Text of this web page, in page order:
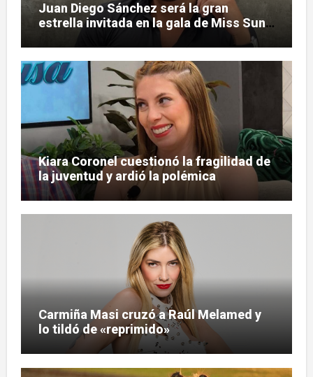
Juan Diego Sánchez será la gran
estrella invitada en la gala de Miss Sun
Kiara Coronel cuestionó la fragilidad de
la juventud y ardió la polémica
Carmiña Masi cruzó a Raúl Melamed y
lo tildó de «reprimido»